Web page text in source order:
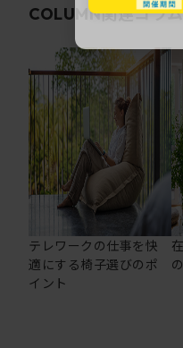
COLUMN関連コラム
テレワークの仕事を快
適にする椅子選びのポ
イント